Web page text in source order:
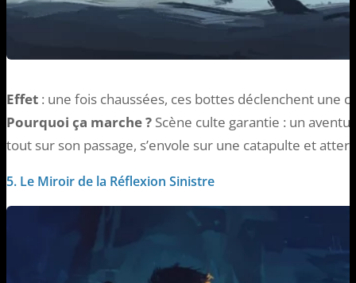
Effet : une fois chaussées, ces bottes déclenchent une
Pourquoi ça marche ? Scène culte garantie : un
tout sur son passage, s’envole sur une catapulte et
5. Le Miroir de la Réflexion Sinistre